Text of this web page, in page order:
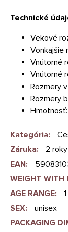
Technické
Vekové
Vonkajšie
Vnútorné
Vnútorné
Rozmery
Rozmery
Kategória:
Záruka:
2 roky
EAN:
WEIGHT WITH
AGE RANGE:
SEX:
unisex
PACKAGING